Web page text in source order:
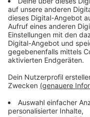
Immer
Verpass' nichts
ANTENNE
Lifestyle oder